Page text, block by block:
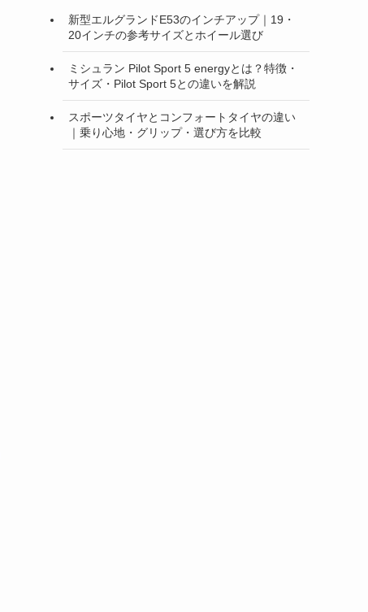
新型エルグランドE53のインチアップ｜19・
20インチの参考サイズとホイール選び
ミシュラン Pilot Sport 5 energyとは？特徴・
サイズ・Pilot Sport 5との違いを解説
スポーツタイヤとコンフォートタイヤの違い
｜乗り心地・グリップ・選び方を比較